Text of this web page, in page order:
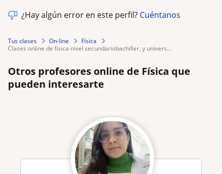
¿Hay algún error en este perfil? Cuéntanos
Tus clases On-line
Física
clases online de fisica nivel secundariobachiller, y univers...
Otros profesores online de Física que
pueden interesarte